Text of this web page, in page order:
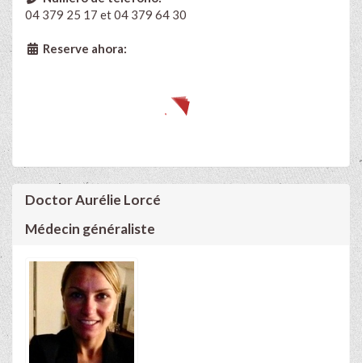
04 379 25 17 et 04 379 64 30
Reserve ahora:
Doctor Aurélie Lorcé
Médecin généraliste